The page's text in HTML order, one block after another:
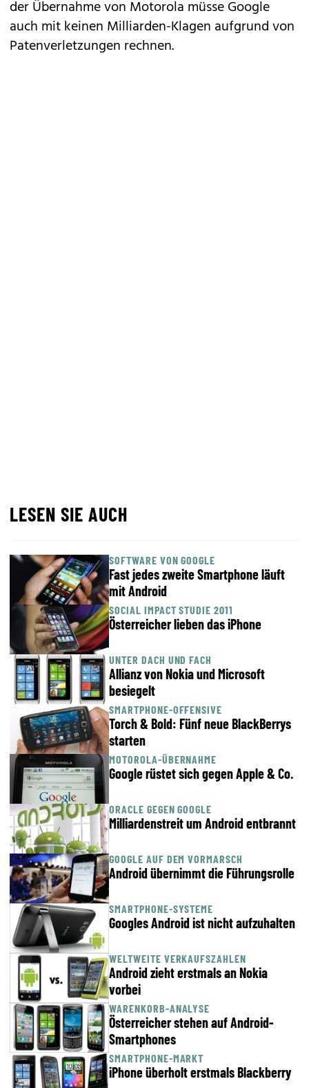
derÜbernahme von Motorola müsse Google
auch mit keinen Milliarden-Klagen aufgrund von
Patenverletzungen rechnen.
LESEN SIE AUCH
SOFTWARE VON GOOGLE
Fast jedes zweite Smartphone läuft
mit Android
SOCIAL IMPACT STUDIE 2011
Österreicher lieben das iPhone
UNTER DACH UND FACH
Allianz von Nokia und Microsoft
besiegelt
SMARTPHONE-OFFENSIVE
Torch & Bold: Fünf neue BlackBerrys
starten
MOTOROLA-ÜBERNAHME
Google rüstet sich gegen Apple & Co.
ORACLE GEGEN GOOGLE
Milliardenstreit um Android entbrannt
GOOGLE AUF DEM VORMARSCH
Android übernimmt die Führungsrolle
SMARTPHONE-SYSTEME
Googles Android ist nicht aufzuhalten
WELTWEITE VERKAUFSZAHLEN
Android zieht erstmals an Nokia
vorbei
WARENKORB-ANALYSE
Österreicher stehen auf Android-
Smartphones
SMARTPHONE-MARKT
iPhone überholt erstmals Blackberry